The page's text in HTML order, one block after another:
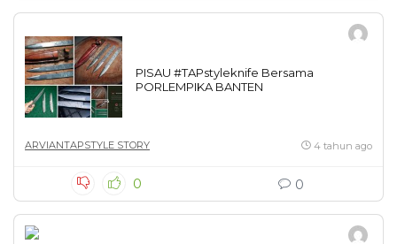
PISAU #TAPstyleknife Bersama
PORLEMPIKA BANTEN
ARVIANTAPSTYLE STORY 4 tahun ago
0 0